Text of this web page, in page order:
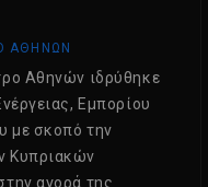
ΑΘΗΝΩΝ
Αθηνών ιδρύθηκε
Εμπορίου
με σκοπό την
Κυπριακών
αγορά της